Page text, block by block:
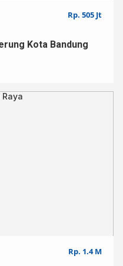
Rp. 505 Jt
Kota Bandung
Rp. 1.4 M